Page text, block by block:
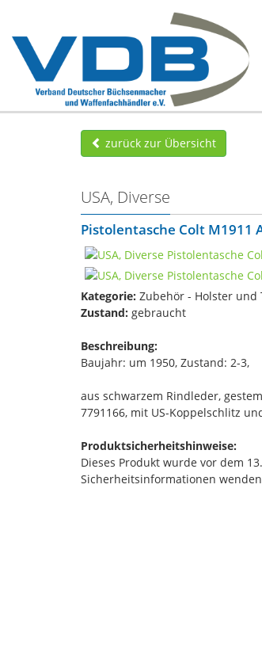
zurück zur Übersicht
USA, Diverse
Pistolentasche Colt M1911
Kategorie: Zubehör - Holster und
Zustand: gebraucht
Beschreibung:
Baujahr: um 1950, Zustand: 2-3,
aus schwarzem Rindleder,
7791166, mit US-Koppelschlitz
Produktsicherheitshinweise:
Dieses Produkt wurde vor dem
Sicherheitsinformationen